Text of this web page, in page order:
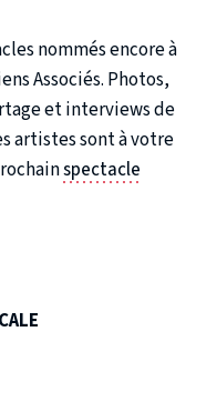
nommés encore à
Associés. Photos,
et interviews de
artistes sont à votre
spectacle